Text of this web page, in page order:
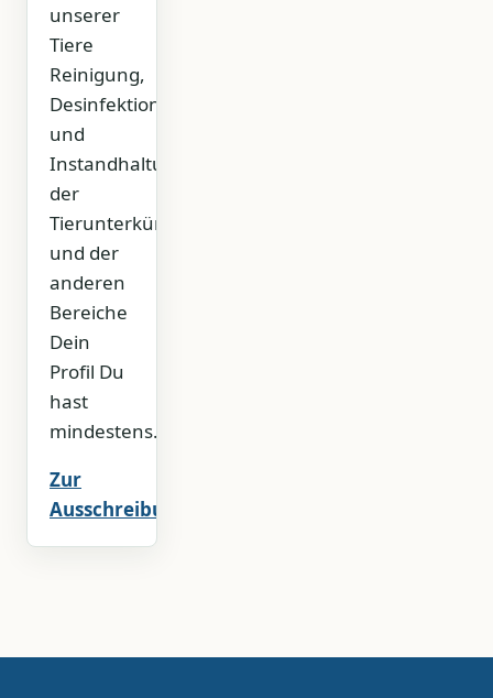
unserer
Tiere
Reinigung,
Desinfektion
und
Instandhaltung
der
Tierunterkünfte
und der
anderen
Bereiche
Dein
Profil Du
hast
mindestens…
Zur
Ausschreibung